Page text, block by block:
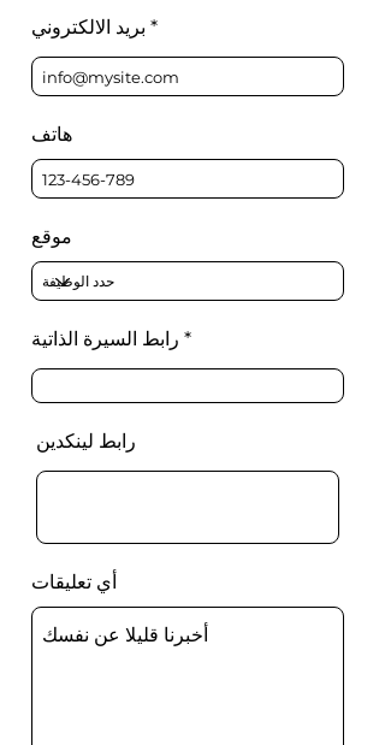
بريد الالكتروني
هاتف
موقع
رابط السيرة الذاتية
رابط لينكدين
أي تعليقات